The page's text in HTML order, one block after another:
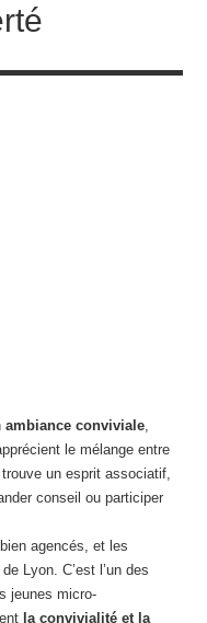
ambiance conviviale
le mélange entre
un esprit associatif,
conseil ou participer
agencés, et les
Lyon. C’est l’un des
jeunes micro-
la convivialité et la